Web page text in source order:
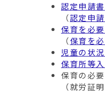
認定申請書
（認定申
保育を必
（保育を
児童の状
保育所等
保育の必
（就労証